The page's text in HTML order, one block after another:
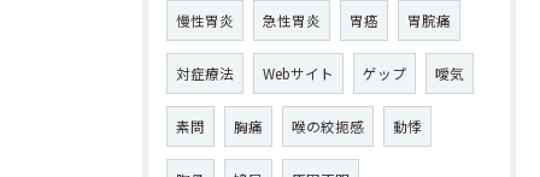
慢性胃炎 急性胃炎 胃癌 胃脘痛
対症療法 Webサイト ゲップ 噯気
素問 胸痛 喉の絞扼感 動悸